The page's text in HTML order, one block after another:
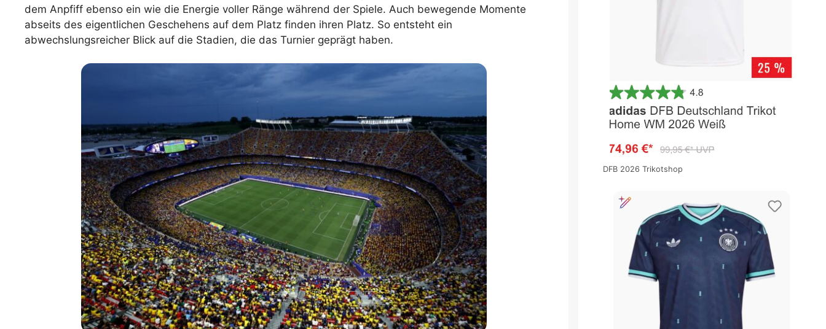
WM 2026 Spielplan Excel – kostenlos
downloaden & automatisch ausfüllen
dem Anpfiff ebenso ein wie die Energie voller Ränge während der Spiele. Auch bewegende Momente
abseits des eigentlichen Geschehens auf dem Platz finden ihren Platz. So entsteht ein
abwechslungsreicher Blick auf die Stadien, die das Turnier geprägt haben.
DFB 2026 Trikotshop